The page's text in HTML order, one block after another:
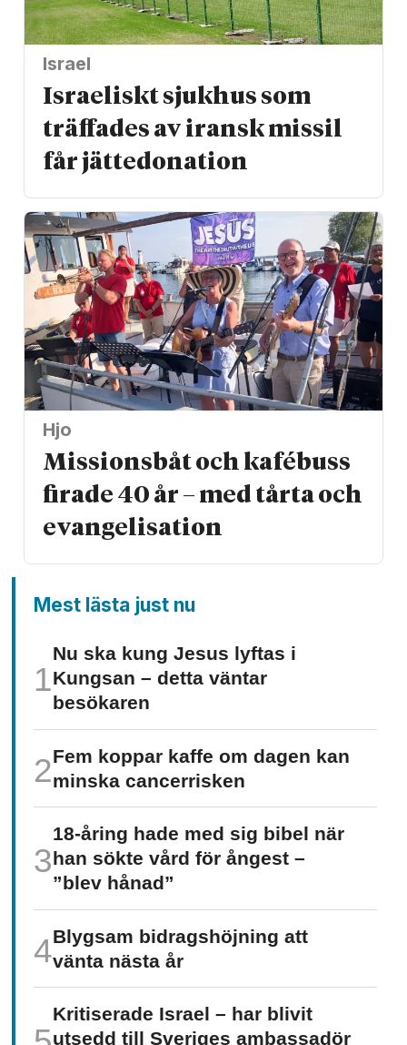
Israel
Israeliskt sjukhus som
träffades av iransk missil
får jätte­donation
Hjo
Missionsbåt och kafébuss
firade 40 år – med tårta och
evangelisation
Mest lästa just nu
Nu ska kung Jesus lyftas i
Kungsan – detta väntar
besökaren
Fem koppar kaffe om dagen kan
minska cancer­risken
18-åring hade med sig bibel när
han sökte vård för ångest –
”blev hånad”
Blygsam bidrags­höjning att
vänta nästa år
Kritiserade Israel – har blivit
utsedd till Sveriges ambassadör